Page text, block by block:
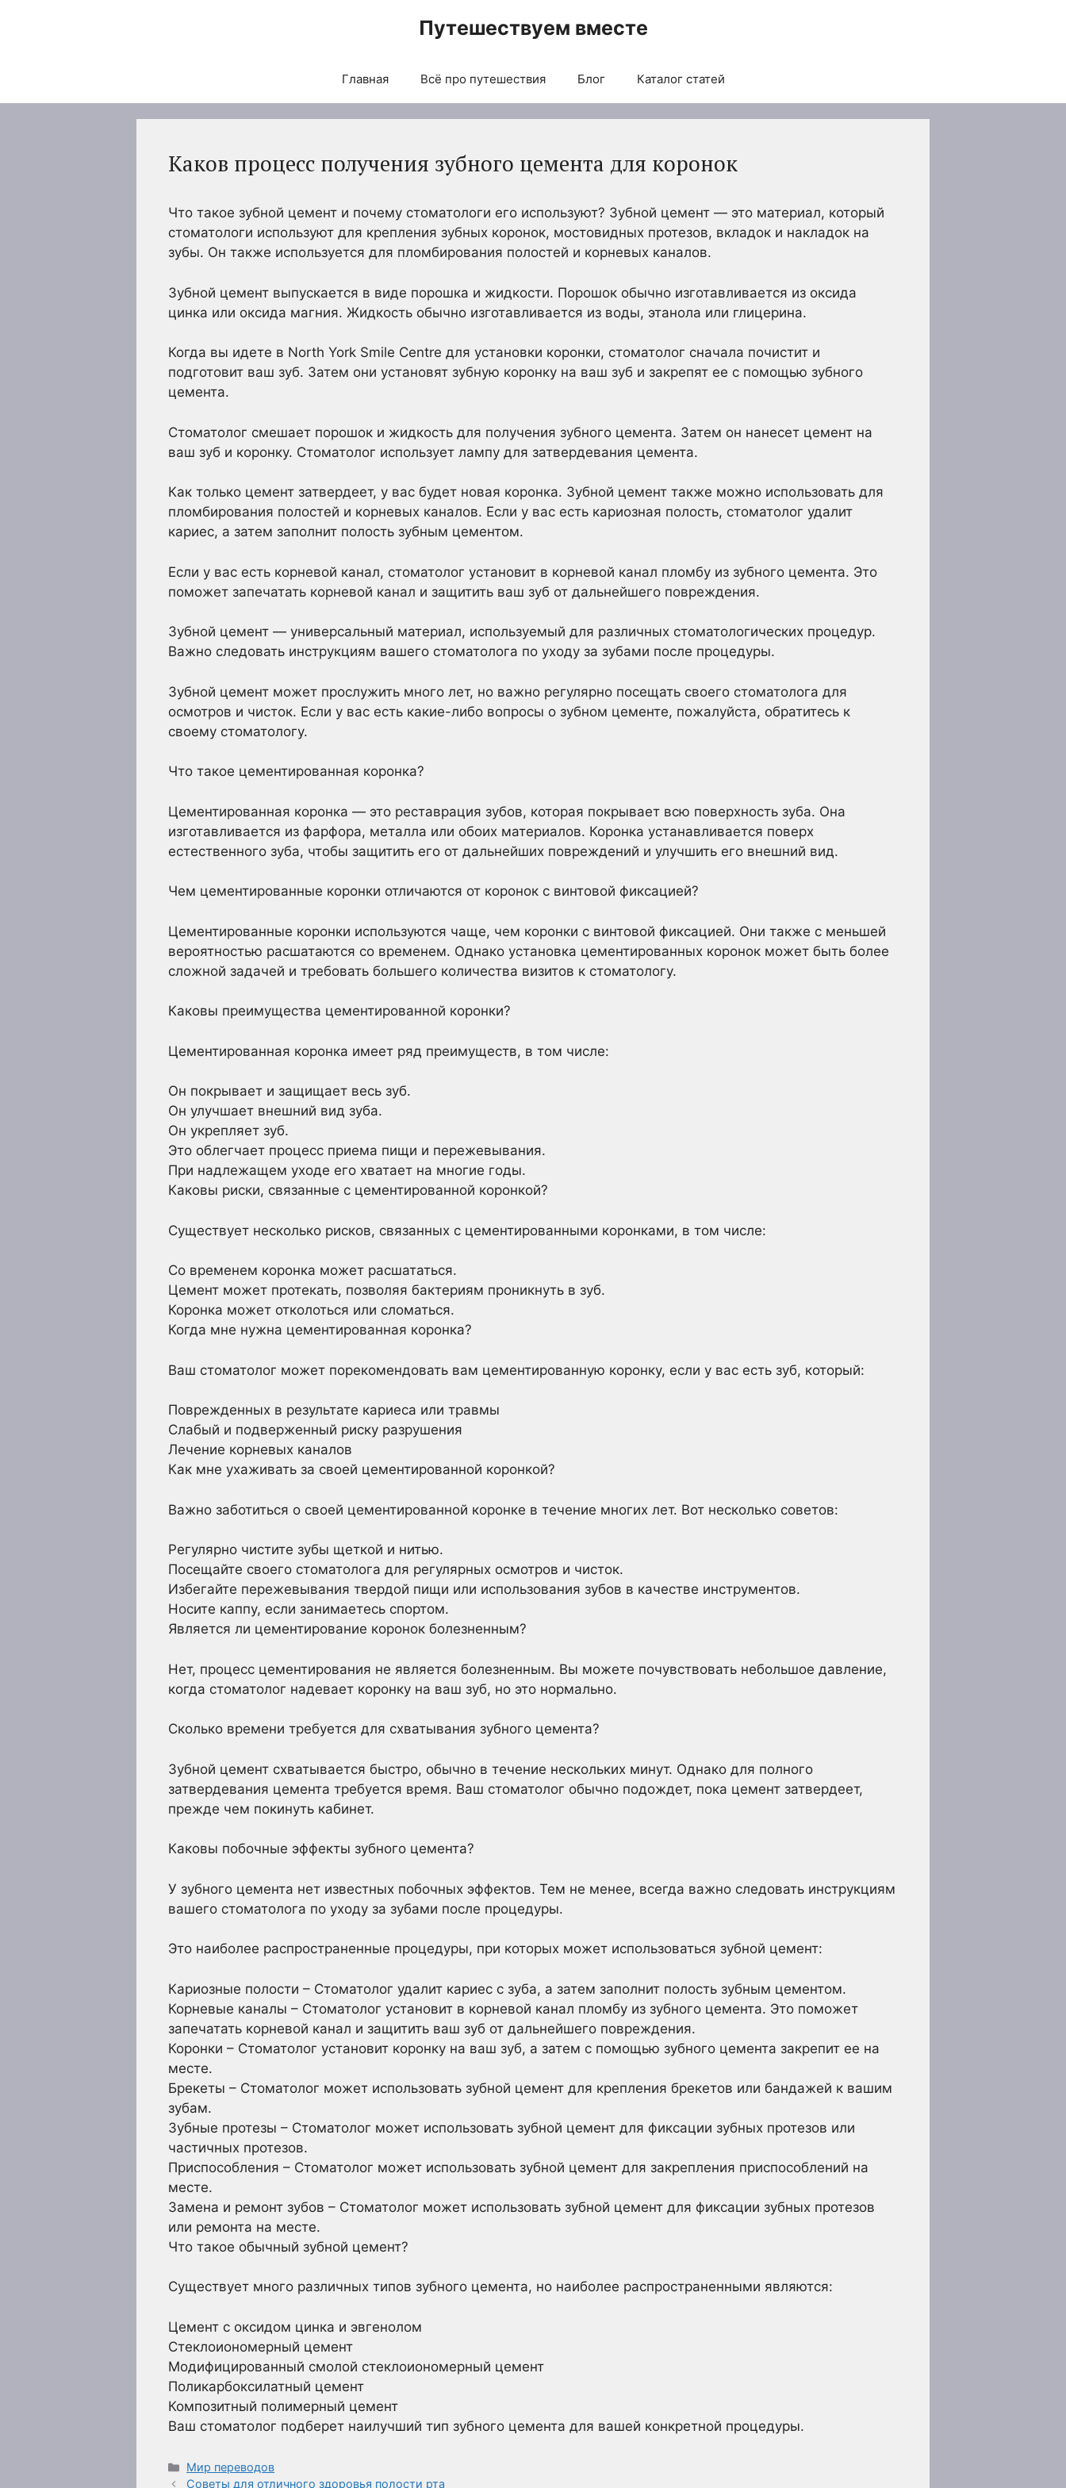
Путешествуем вместе
Главная Всё про путешествия Блог Каталог статей
Каков процесс получения зубного цемента для коронок
Что такое зубной цемент и почему стоматологи его используют? Зубной цемент — это материал, который
стоматологи используют для крепления зубных коронок, мостовидных протезов, вкладок и накладок на
зубы. Он также используется для пломбирования полостей и корневых каналов.
Зубной цемент выпускается в виде порошка и жидкости. Порошок обычно изготавливается из оксида
цинка или оксида магния. Жидкость обычно изготавливается из воды, этанола или глицерина.
Когда вы идете в North York Smile Centre для установки коронки, стоматолог сначала почистит и
подготовит ваш зуб. Затем они установят зубную коронку на ваш зуб и закрепят ее с помощью зубного
цемента.
Стоматолог смешает порошок и жидкость для получения зубного цемента. Затем он нанесет цемент на
ваш зуб и коронку. Стоматолог использует лампу для затвердевания цемента.
Как только цемент затвердеет, у вас будет новая коронка. Зубной цемент также можно использовать для
пломбирования полостей и корневых каналов. Если у вас есть кариозная полость, стоматолог удалит
кариес, а затем заполнит полость зубным цементом.
Если у вас есть корневой канал, стоматолог установит в корневой канал пломбу из зубного цемента. Это
поможет запечатать корневой канал и защитить ваш зуб от дальнейшего повреждения.
Зубной цемент — универсальный материал, используемый для различных стоматологических процедур.
Важно следовать инструкциям вашего стоматолога по уходу за зубами после процедуры.
Зубной цемент может прослужить много лет, но важно регулярно посещать своего стоматолога для
осмотров и чисток. Если у вас есть какие-либо вопросы о зубном цементе, пожалуйста, обратитесь к
своему стоматологу.
Что такое цементированная коронка?
Цементированная коронка — это реставрация зубов, которая покрывает всю поверхность зуба. Она
изготавливается из фарфора, металла или обоих материалов. Коронка устанавливается поверх
естественного зуба, чтобы защитить его от дальнейших повреждений и улучшить его внешний вид.
Чем цементированные коронки отличаются от коронок с винтовой фиксацией?
Цементированные коронки используются чаще, чем коронки с винтовой фиксацией. Они также с меньшей
вероятностью расшатаются со временем. Однако установка цементированных коронок может быть более
сложной задачей и требовать большего количества визитов к стоматологу.
Каковы преимущества цементированной коронки?
Цементированная коронка имеет ряд преимуществ, в том числе:
Он покрывает и защищает весь зуб.
Он улучшает внешний вид зуба.
Он укрепляет зуб.
Это облегчает процесс приема пищи и пережевывания.
При надлежащем уходе его хватает на многие годы.
Каковы риски, связанные с цементированной коронкой?
Существует несколько рисков, связанных с цементированными коронками, в том числе:
Со временем коронка может расшататься.
Цемент может протекать, позволяя бактериям проникнуть в зуб.
Коронка может отколоться или сломаться.
Когда мне нужна цементированная коронка?
Ваш стоматолог может порекомендовать вам цементированную коронку, если у вас есть зуб, который:
Поврежденных в результате кариеса или травмы
Слабый и подверженный риску разрушения
Лечение корневых каналов
Как мне ухаживать за своей цементированной коронкой?
Важно заботиться о своей цементированной коронке в течение многих лет. Вот несколько советов:
Регулярно чистите зубы щеткой и нитью.
Посещайте своего стоматолога для регулярных осмотров и чисток.
Избегайте пережевывания твердой пищи или использования зубов в качестве инструментов.
Носите каппу, если занимаетесь спортом.
Является ли цементирование коронок болезненным?
Нет, процесс цементирования не является болезненным. Вы можете почувствовать небольшое давление,
когда стоматолог надевает коронку на ваш зуб, но это нормально.
Сколько времени требуется для схватывания зубного цемента?
Зубной цемент схватывается быстро, обычно в течение нескольких минут. Однако для полного
затвердевания цемента требуется время. Ваш стоматолог обычно подождет, пока цемент затвердеет,
прежде чем покинуть кабинет.
Каковы побочные эффекты зубного цемента?
У зубного цемента нет известных побочных эффектов. Тем не менее, всегда важно следовать инструкциям
вашего стоматолога по уходу за зубами после процедуры.
Это наиболее распространенные процедуры, при которых может использоваться зубной цемент:
Кариозные полости – Стоматолог удалит кариес с зуба, а затем заполнит полость зубным цементом.
Корневые каналы – Стоматолог установит в корневой канал пломбу из зубного цемента. Это поможет
запечатать корневой канал и защитить ваш зуб от дальнейшего повреждения.
Коронки – Стоматолог установит коронку на ваш зуб, а затем с помощью зубного цемента закрепит ее на
месте.
Брекеты – Стоматолог может использовать зубной цемент для крепления брекетов или бандажей к вашим
зубам.
Зубные протезы – Стоматолог может использовать зубной цемент для фиксации зубных протезов или
частичных протезов.
Приспособления – Стоматолог может использовать зубной цемент для закрепления приспособлений на
месте.
Замена и ремонт зубов – Стоматолог может использовать зубной цемент для фиксации зубных протезов
или ремонта на месте.
Что такое обычный зубной цемент?
Существует много различных типов зубного цемента, но наиболее распространенными являются:
Цемент с оксидом цинка и эвгенолом
Стеклоиономерный цемент
Модифицированный смолой стеклоиономерный цемент
Поликарбоксилатный цемент
Композитный полимерный цемент
Ваш стоматолог подберет наилучший тип зубного цемента для вашей конкретной процедуры.
Рубрики
Мир переводов
Советы для отличного здоровья полости рта